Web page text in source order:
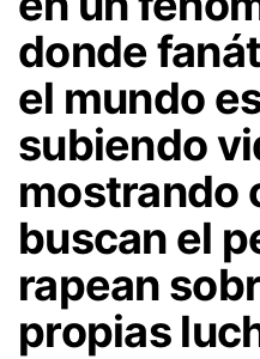
donde
el mundo
subiendo
mostrando
buscan el
rapean
propias